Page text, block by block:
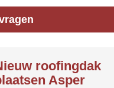
roofingdak
Asper